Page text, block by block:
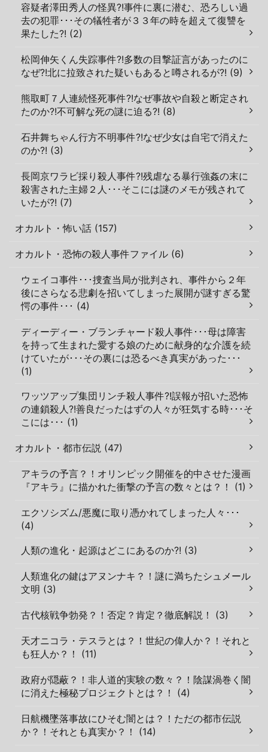
容疑者澤田秀人の怪異?!事件に裏に潜む、恐ろしい過
去の犯罪･･･その犠牲者が３３年の時を超えて復讐を
果たした?! (2)
松岡伸矢くん失踪事件?!多数の目撃証言があったのに
なぜ?!北に拉致された疑いもあると噂されるが?! (9)
熊取町７人連続怪死事件?!なぜ事故や自殺と断定され
たのか?!不可解な死の謎に迫る?! (8)
石井舞ちゃん行方不明事件?!なぜ少女は自宅で消えた
のか?! (3)
長岡京ワラビ採り殺人事件?!残虐なる暴行強姦の末に
殺害された主婦２人･･･そこには謎のメモが残されて
いたが?! (7)
オカルト・怖い話 (157)
オカルト・恐怖の殺人事件ファイル (6)
ウェイコ事件･･･捜査当局が批判され、事件から２年
後にさらなる悲劇を招いてしまった展開が謎すぎる驚
愕の事件･･･ (4)
ディーディー・ブランチャード殺人事件･･･母は障害
を持って生まれた愛する娘のために献身的な介護を続
けていたが･･･その裏には恐るべき真実があった･･･
(1)
ワッツアップ集団リンチ殺人事件?!誤報が招いた恐怖
の連鎖殺人?!善良だったはずの人々が狂気する時･･･そ
こには･･･ (1)
オカルト・都市伝説 (47)
アキラの予言？！オリンピック開催を的中させた漫画
『アキラ』に描かれた衝撃の予言の数々とは？！ (1)
エクソシズム/悪魔に取り憑かれてしまった人々･･･
(4)
人類の進化・起源はどこにあるのか?! (3)
人類進化の鍵はアヌンナキ？！謎に満ちたシュメール
文明 (3)
古代核戦争勃発？！否定？肯定？徹底解説！ (3)
天才ニコラ・テスラとは？！世紀の偉人か？！それと
も狂人か？！ (11)
政府が隠蔽？！非人道的実験の数々？！陰謀渦巻く闇
に消えた極秘プロジェクトとは？！ (4)
日航機墜落事故にひそむ闇とは？！ただの都市伝説
か？！それとも真実か？！ (14)